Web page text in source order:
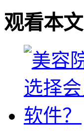
观看本